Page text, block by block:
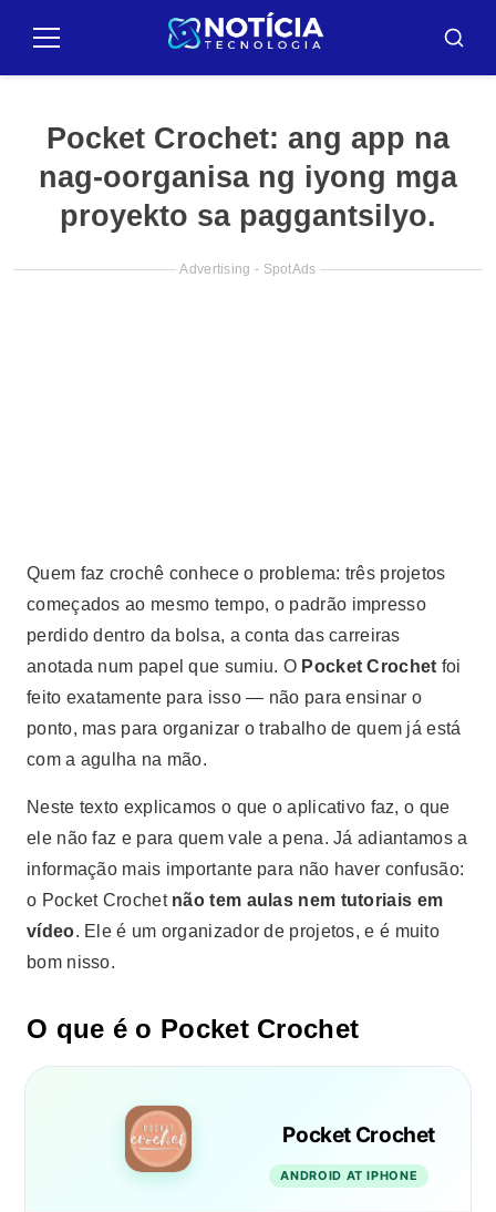
paraMenu
Pocket Crochet: ang app na
nag-oorganisa ng iyong mga
proyekto sa paggantsilyo.
Advertising - SpotAds
Quem faz crochê conhece o problema: três projetos
começados ao mesmo tempo, o padrão impresso
perdido dentro da bolsa, a conta das carreiras
anotada num papel que sumiu. O Pocket Crochet foi
feito exatamente para isso — não para ensinar o
ponto, mas para organizar o trabalho de quem já está
com a agulha na mão.
Neste texto explicamos o que o aplicativo faz, o que
ele não faz e para quem vale a pena. Já adiantamos a
informação mais importante para não haver confusão:
o Pocket Crochet não tem aulas nem tutoriais em
vídeo. Ele é um organizador de projetos, e é muito
bom nisso.
O que é o Pocket Crochet
Pocket Crochet
ANDROID AT IPHONE